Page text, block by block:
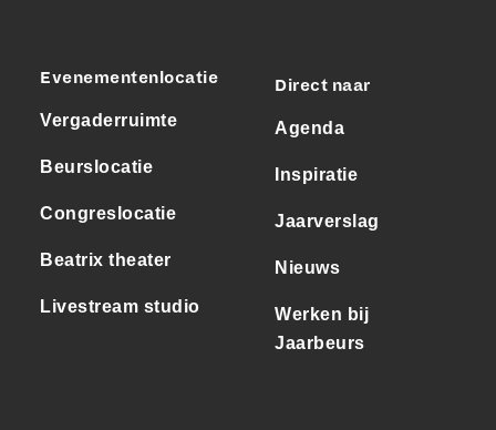
Evenementenlocatie
Vergaderruimte
Beurslocatie
Congreslocatie
Beatrix theater
Livestream studio
Direct naar
Agenda
Inspiratie
Jaarverslag
Nieuws
Werken bij
Jaarbeurs